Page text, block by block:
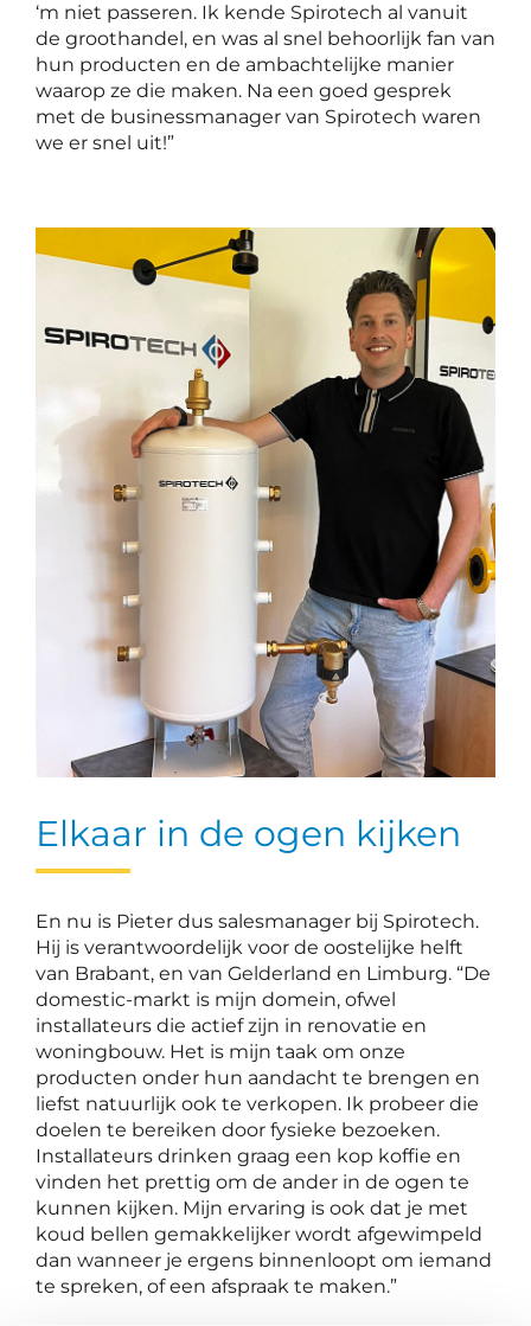
‘m niet passeren. Ik kende Spirotech al vanuit
de groothandel, en was al snel behoorlijk fan van
hun producten en de ambachtelijke manier
waarop ze die maken. Na een goed gesprek
met de businessmanager van Spirotech waren
we er snel uit!”
Elkaar in de ogen kijken
En nu is Pieter dus salesmanager bij Spirotech.
Hij is verantwoordelijk voor de oostelijke helft
van Brabant, en van Gelderland en Limburg. “De
domestic-markt is mijn domein, ofwel
installateurs die actief zijn in renovatie en
woningbouw. Het is mijn taak om onze
producten onder hun aandacht te brengen en
liefst natuurlijk ook te verkopen. Ik probeer die
doelen te bereiken door fysieke bezoeken.
Installateurs drinken graag een kop koffie en
vinden het prettig om de ander in de ogen te
kunnen kijken. Mijn ervaring is ook dat je met
koud bellen gemakkelijker wordt afgewimpeld
dan wanneer je ergens binnenloopt om iemand
te spreken, of een afspraak te maken.”